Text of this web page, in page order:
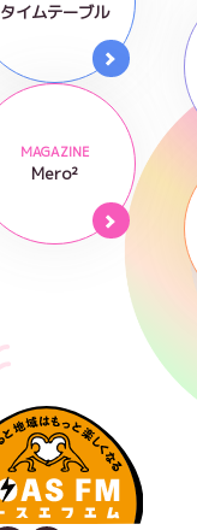
タイムテーブル
MAGAZINE
Mero²